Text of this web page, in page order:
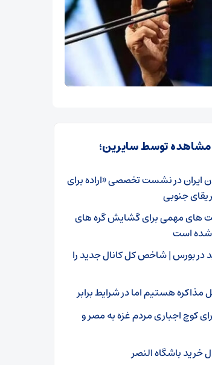
مشاهده توسط سایرین؛
ایران در نشست تخصصی «اراده برای
های مهمی برای گشایش گره های
شده است
در بورس | شاخص کل کانال جدید را
مذاکره هستیم اما در شرایط برابر
کوچ اجباری مردم غزه به مصر و
خرید باشگاه النصر